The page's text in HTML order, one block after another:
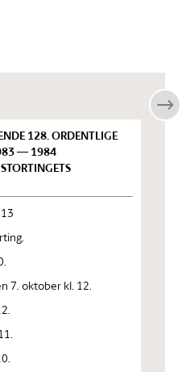
128. ORDENTLIGE
— 1984
7. oktober kl. 12.